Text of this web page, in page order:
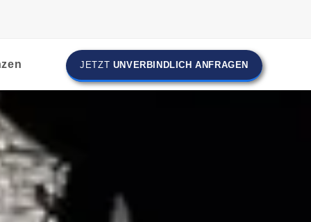
JETZT UNVERBINDLICH ANFRAGEN